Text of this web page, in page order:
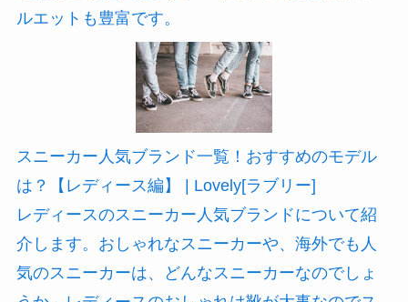
ルエットも豊富です。
スニーカー人気ブランド一覧！おすすめのモデル
は？【レディース編】 | Lovely[ラブリー]
レディースのスニーカー人気ブランドについて紹
介します。おしゃれなスニーカーや、海外でも人
気のスニーカーは、どんなスニーカーなのでしょ